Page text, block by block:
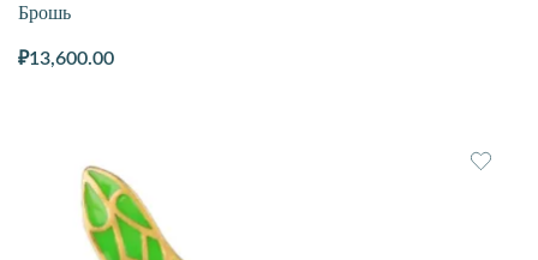
Брошь
₽13,600.00